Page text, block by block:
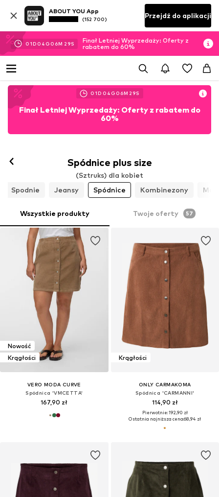
ABOUT YOU App
(152 700) Przejdź do aplikacji
01D 04 G 06M 27S
Finał Letniej Wyprzedaży: Oferty z
rabatem do 60%
01D 04 G 06M 27S
Finał Letniej Wyprzedaży: Oferty z rabatem do
60%
Spódnice plus size
(Sztruks) dla kobiet
Spodnie
Jeansy Spódnice Kombinezony
Wszystkie produkty Twoje oferty 57
Nowość
Krągłości
VERO MODA CURVE
Spódnica 'VMCETTA'
167,90 zł
Krągłości
ONLY CARMAKOMA
Spódnica 'CARMANNI'
114,90 zł
Pierwotnie: 192,90 zł
Ostatnia najniższa cena:68,94 zł